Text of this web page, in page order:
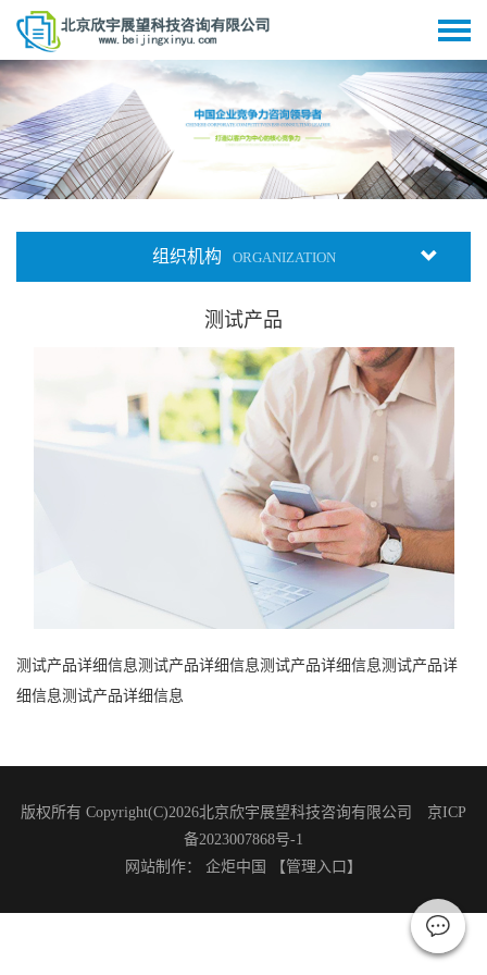
组织机构 ORGANIZATION
测试产品
测试产品详细信息测试产品详细信息测试产品详细信息测试产品详
细信息测试产品详细信息
版权所有 Copyright(C)2026北京欣宇展望科技咨询有限公司 京ICP
备2023007868号-1
网站制作： 企炬中国 【管理入口】